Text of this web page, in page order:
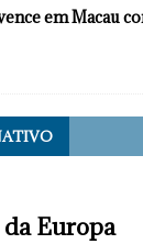
em Macau
Europa